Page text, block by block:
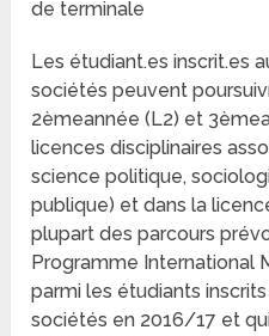
de terminale
Les étudiant.es inscrit.es
sociétés peuvent
2èmeannée (L2) et
licences disciplinaires
science politique,
publique) et dans la
plupart des parcours
Programme International
parmi les étudiants
sociétés en 2016/17 et